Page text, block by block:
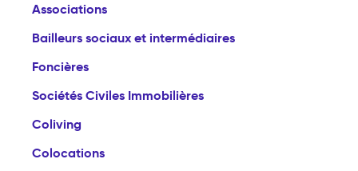
Associations
Bailleurs sociaux et intermédiaires
Foncières
Sociétés Civiles Immobilières
Coliving
Colocations